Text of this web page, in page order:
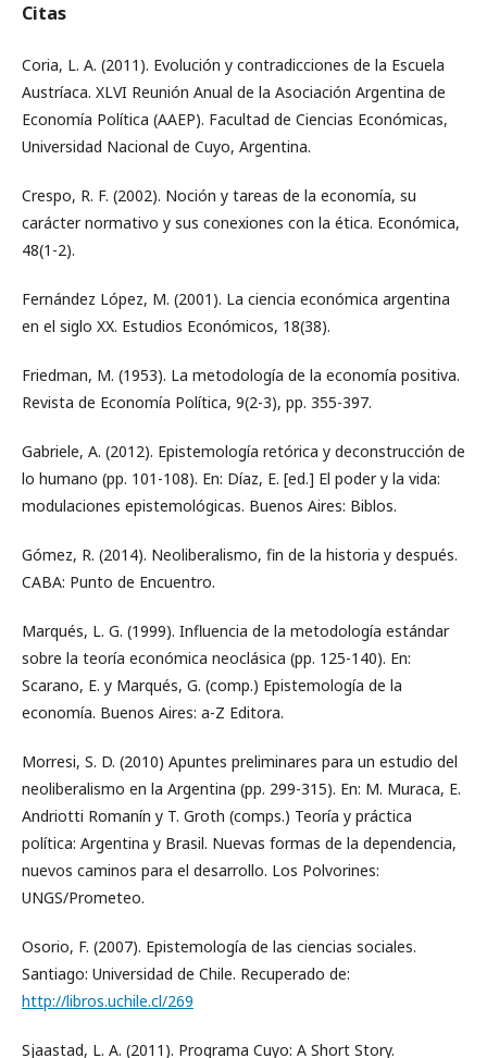
Citas
Coria, L. A. (2011). Evolución y contradicciones de la Escuela
Austríaca. XLVI Reunión Anual de la Asociación Argentina de
Economía Política (AAEP). Facultad de Ciencias Económicas,
Universidad Nacional de Cuyo, Argentina.
Crespo, R. F. (2002). Noción y tareas de la economía, su
carácter normativo y sus conexiones con la ética. Económica,
48(1-2).
Fernández López, M. (2001). La ciencia económica argentina
en el siglo XX. Estudios Económicos, 18(38).
Friedman, M. (1953). La metodología de la economía positiva.
Revista de Economía Política, 9(2-3), pp. 355-397.
Gabriele, A. (2012). Epistemología retórica y deconstrucción de
lo humano (pp. 101-108). En: Díaz, E. [ed.] El poder y la vida:
modulaciones epistemológicas. Buenos Aires: Biblos.
Gómez, R. (2014). Neoliberalismo, fin de la historia y después.
CABA: Punto de Encuentro.
Marqués, L. G. (1999). Influencia de la metodología estándar
sobre la teoría económica neoclásica (pp. 125-140). En:
Scarano, E. y Marqués, G. (comp.) Epistemología de la
economía. Buenos Aires: a-Z Editora.
Morresi, S. D. (2010) Apuntes preliminares para un estudio del
neoliberalismo en la Argentina (pp. 299-315). En: M. Muraca, E.
Andriotti Romanín y T. Groth (comps.) Teoría y práctica
política: Argentina y Brasil. Nuevas formas de la dependencia,
nuevos caminos para el desarrollo. Los Polvorines:
UNGS/Prometeo.
Osorio, F. (2007). Epistemología de las ciencias sociales.
Santiago: Universidad de Chile. Recuperado de:
http://libros.uchile.cl/269
Sjaastad, L. A. (2011). Programa Cuyo: A Short Story.